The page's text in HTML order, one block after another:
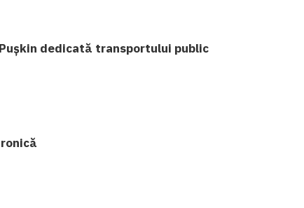
dedicată transportului public